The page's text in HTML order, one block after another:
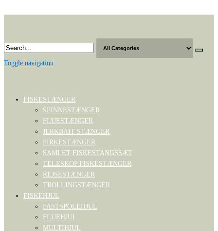
content
Toggle navigation
FISKESTÆNGER
SPINNESTÆNGER
FLUESTÆNGER
JERKBAIT STÆNGER
PIRKESTÆNGER
SAMLET FISKESTANGSSÆT
TELESKOP FISKESTÆNGER
REJSESTÆNGER
TROLLINGSTÆNGER
FISKEHJUL
FASTSPOLEHJUL
FLUEHJUL
MULTIHJUL